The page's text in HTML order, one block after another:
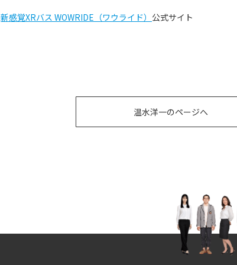
新感覚XRバス WOWRIDE（ワウライド） 公式サイト
温水洋一のページへ